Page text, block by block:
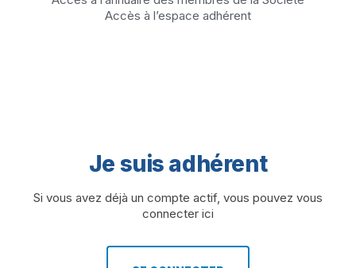
Accès à l’espace adhérent
Je suis adhérent
Si vous avez déjà un compte actif, vous pouvez vous
connecter ici